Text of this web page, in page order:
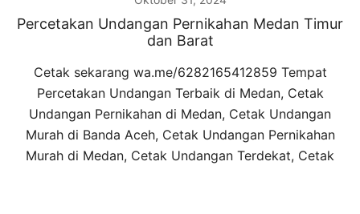
Percetakan Undangan Pernikahan Medan Timur
dan Barat
Cetak sekarang wa.me/6282165412859 Tempat
Percetakan Undangan Terbaik di Medan, Cetak
Undangan Pernikahan di Medan, Cetak Undangan
Murah di Banda Aceh, Cetak Undangan Pernikahan
Murah di Medan, Cetak Undangan Terdekat, Cetak